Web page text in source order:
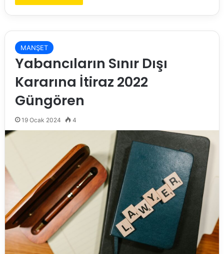
MANŞET
Yabancıların Sınır Dışı
Kararına İtiraz 2022
Güngören
19 Ocak 2024 4